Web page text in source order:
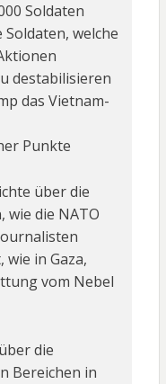
Soldaten
welche
destabilisieren
das Vietnam-
Punkte
über die
wie die NATO
in Gaza,
vom Nebel
die
Bereichen in